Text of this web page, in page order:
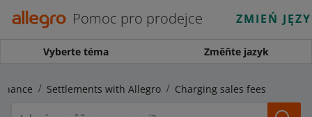
Pomoc pro prodejce ZMIEŃ
Vyberte téma Změňte jazyk
Settlements with Allegro Charging sales fees